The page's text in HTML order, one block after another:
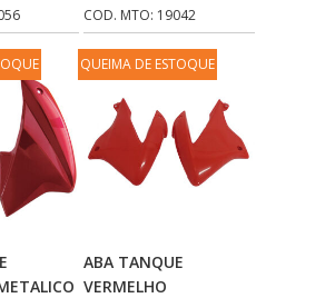
COD. MTO: 19042
Ao
Adicionar Ao
Carrinho
QUEIMA DE ESTOQUE
ABA TANQUE
VERMELHO